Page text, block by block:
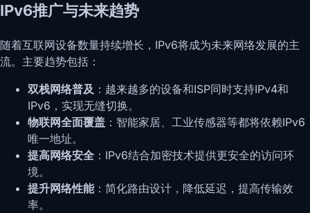
IPv6推广与未来趋势
随着互联网设备数量持续增长，IPv6将成为未来网络发展的主
流。主要趋势包括：
双栈网络普及 ：越来越多的设备和ISP同时支持IPv4和
IPv6，实现无缝切换。
物联网全面覆盖 ：智能家居、工业传感器等都将依赖IPv6
唯一地址。
提高网络安全 ：IPv6结合加密技术提供更安全的访问环
境。
提升网络性能：简化路由设计，降低延迟，提高传输效
率。